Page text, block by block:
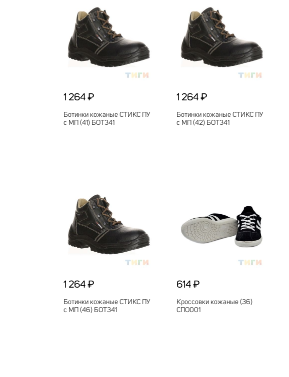
1 264 ₽
Ботинки кожаные СТИКС ПУ
с МП (41) БОТ341
1 264 ₽
Ботинки кожаные СТИКС ПУ
с МП (42) БОТ341
1 264 ₽
Ботинки кожаные СТИКС ПУ
с МП (46) БОТ341
614 ₽
Кроссовки кожаные (36)
СПО001